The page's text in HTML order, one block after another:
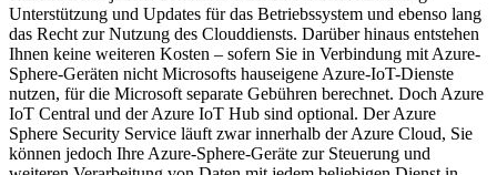
Unterstützung und Updates für das Betriebssystem und ebenso lang
das Recht zur Nutzung des Clouddiensts. Darüber hinaus entstehen
Ihnen keine weiteren Kosten – sofern Sie in Verbindung mit Azure-
Sphere-Geräten nicht Microsofts hauseigene Azure-IoT-Dienste
nutzen, für die Microsoft separate Gebühren berechnet. Doch Azure
IoT Central und der Azure IoT Hub sind optional. Der Azure
Sphere Security Service läuft zwar innerhalb der Azure Cloud, Sie
können jedoch Ihre Azure-Sphere-Geräte zur Steuerung und